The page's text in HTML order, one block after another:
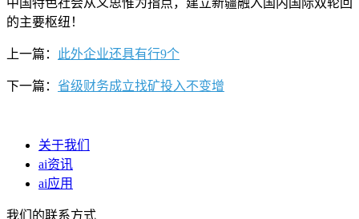
的主要枢纽！
上一篇： 此外企业还具有行9个
下一篇： 省级财务成立找矿投入不变增
关于我们
ai资讯
ai应用
我们的联系方式